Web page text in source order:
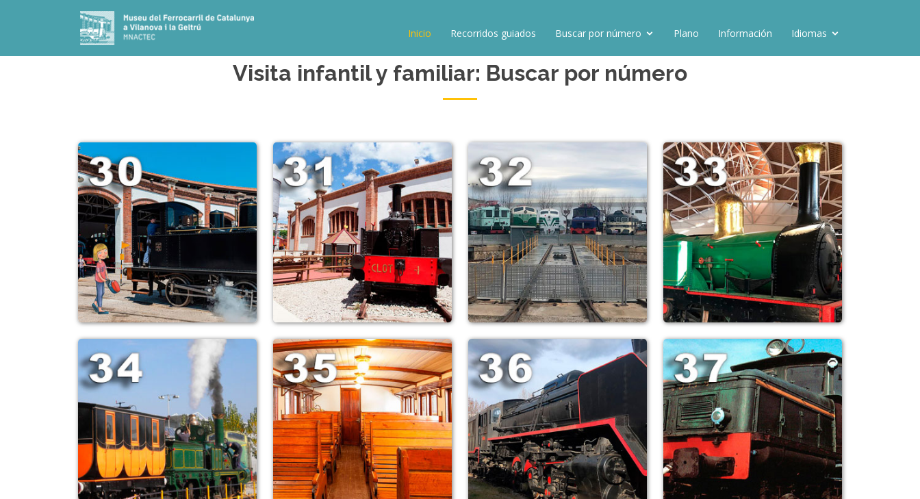
Inicio Recorridos guiados Buscar por número Plano Información Idiomas
Visita infantil y familiar: Buscar por número